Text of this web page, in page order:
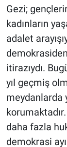
Gezi;
kadınların
adalet
itirazıydı.
yıl geçmiş
meydanlarda
daha fazla
demokrasi